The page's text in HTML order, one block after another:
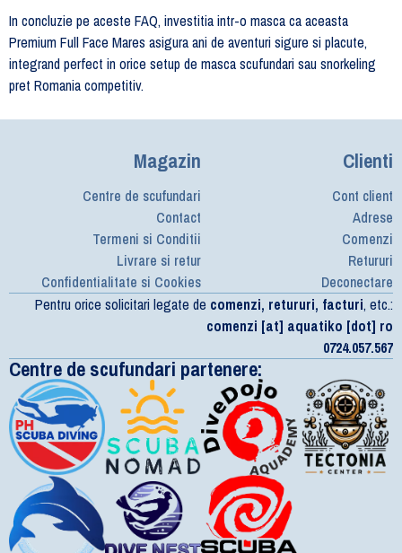
In concluzie pe aceste FAQ, investitia intr-o masca ca aceasta
Premium Full Face Mares asigura ani de aventuri sigure si placute,
integrand perfect in orice setup de masca scufundari sau snorkeling
pret Romania competitiv.
Magazin
Centre de scufundari
Contact
Termeni si Conditii
Livrare si retur
Confidentialitate si Cookies
Clienti
Cont client
Adrese
Comenzi
Retururi
Deconectare
Pentru orice solicitari legate de comenzi, retururi, facturi, etc.:
comenzi [at] aquatiko [dot] ro
0724.057.567
Centre de scufundari partenere: